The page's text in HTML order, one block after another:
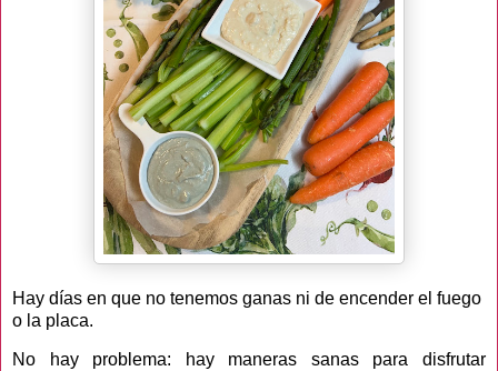
Hay días en que no tenemos ganas ni de encender el fuego
o la placa.
No hay problema: hay maneras sanas para disfrutar